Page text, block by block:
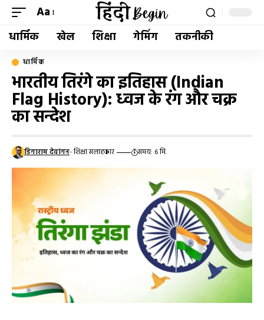
Aa
धार्मिक खेल शिक्षा गेमिंग तकनीकी
धार्मिक
भारतीय तिरंगे का इतिहास (Indian
Flag History): ध्‍वज के रंग और चक्र
का सन्देश
डिगाराम देवांगन- शिक्षा सलाहकार समय: 6 मि.